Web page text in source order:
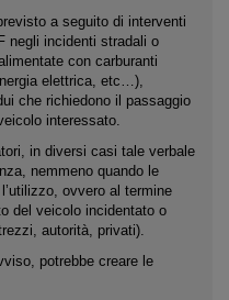
a seguito di interventi
negli incidenti stradali o
con carburanti
elettrica, etc…),
che richiedono il passaggio
interessato.
in diversi casi tale verbale
nemmeno quando le
ovvero al termine
del veicolo incidentato o
autorità, privati).
potrebbe creare le